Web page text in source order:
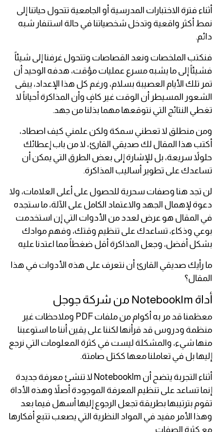
أثناء فترة الاختبارات المدرسية أو الجامعية تتحول حياتنا إلى
نمط أكثر واقعية وتدخل شخصياتنا في حالة استنفار شبه
دائم.
فنكتب الملخصات ونعد القصاصات وتتحول غرفنا إلى شيئاً
فشيئاً إلى ما يشبه مسرع عمليات مؤقت، هدفه الوحيد أن
تمر تلك الأيام العصيبة بسلام، ورغم كل هذا الإعداد، يبقى
الشعور المسيطر أن الوقت غير كافٍ وأن المذاكرة أحياناً لا
تغطي النتائج التي نتوقعها مهما بذلنا من جهد.
ومن منطلق لا تعطني سمكة ولكن علمني كيف اصطاد،
أكتب هذا المقال لك صديقي القارئ، لا من باب إعطائك
حلولاً سريعة، بل للإشارة إلى بعض الطرق التي يمكن أن
تساعدك على تطوير أساليب المذاكرة.
لن تجد هنا وصفات سحرية للحصول على أعلى العلامات، ولا
دعوة لإهمال الجهد والاعتماد الكامل على الآلة، ما ستجده
في المقال هو عرض لعدد من الأدوات التي إن استخدمت
بوعي وذكاء، تساعدك على تنظيم وقتك، وفهم موادك
بشكل أفضل، وجعل المذاكرة أقل ضغطاً مما اعتدنا عليه
ما رأيك صديقي القارئ أن نتعرف على هذه الأدوات في هذا
المقال؟
أداة Notebooklm من شركة جوجل
معظمنا قد مر به أكوام من ملفات PDF وملاحظات غير
منظمة ودروس قد قرأنها لكننا على يقين أننا ما استوعبنا
منها شيء، والمشكلة ليست في كثرة المعلومات التي نرجع
إليها بل في تعاملنا معها ككتل صامتة.
أثناء التجربة يتضح أن Notebooklm لا تنشئ معرفة جديدة
إنما تساعد على تنظيم المعرفة الموجودة أصلاً وهذه الأداة
تقوم بترتيبها بطريقة تجعل الرجوع إليها أسهل فيما بعد
وهذا الأمر مفيد في المواد النظرية التي يصعب تتبع أفكارها
مع كثرة الصفات